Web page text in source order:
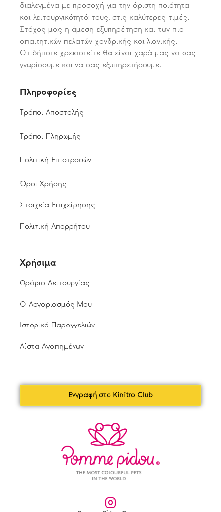
διαλεγμένα με προσοχή για την άριστη ποιότητα
και λειτουργικότητά τους, στις καλύτερες τιμές.
Στόχος μας η άμεση εξυπηρέτηση και των πιο
απαιτητικών πελατών χονδρικής και λιανικής.
Οτιδήποτε χρειαστείτε θα είναι χαρά μας να σας
γνωρίσουμε και να σας εξυπηρετήσουμε.
Πληροφορίες
Τρόποι Αποστολής
Τρόποι Πληρωμής
Πολιτική Επιστροφών
Όροι Χρήσης
Στοιχεία Επιχείρησης
Πολιτική Απορρήτου
Χρήσιμα
Ωράριο Λειτουργίας
Ο Λογαριασμός Μου
Ιστορικό Παραγγελιών
Λίστα Αγαπημένων
Εγγραφή στο Kinitro Club